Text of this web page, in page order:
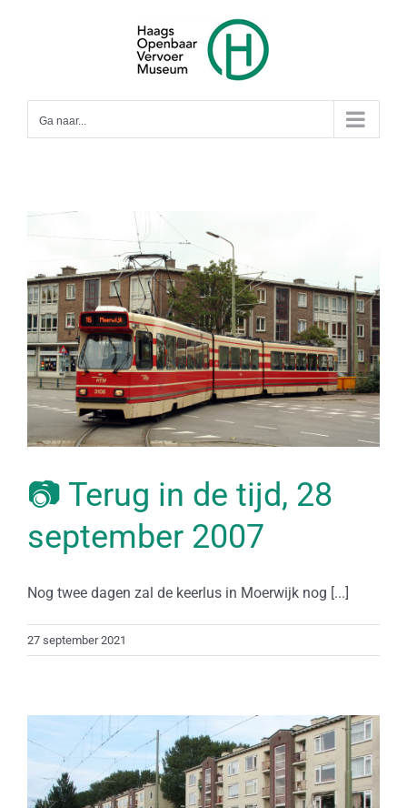
Ga naar...
📷 Terug in de tijd, 28
september 2007
Nog twee dagen zal de keerlus in Moerwijk nog [...]
27 september 2021